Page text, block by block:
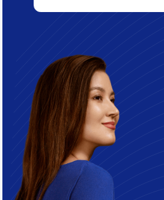
Айгуль Шадрина
Генеральный
и основатель